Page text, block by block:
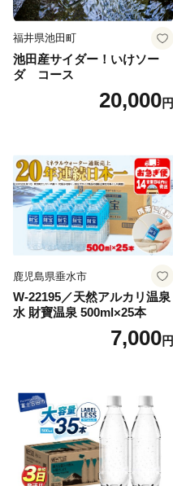
福井県池田町
池田産サイダー！いけソー
ダ コース
20,000円
鹿児島県垂水市
W-22195／天然アルカリ温泉
水 財寶温泉 500ml×25本
7,000円